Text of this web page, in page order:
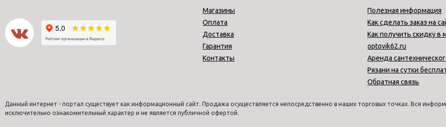
Магазины
Оплата
Доставка
Гарантия
Контакты
Полезная информация
Как сделать заказ на
Как получить скидку в
optovik62.ru
Аренда
Рязани на сутки
Обратная связь
Данный интернет - портал существует как информационный сайт. Продажа осуществляется непосредственно в наших торговых точках. Вся
исключительно ознакомительный характер и не является публичной офертой.